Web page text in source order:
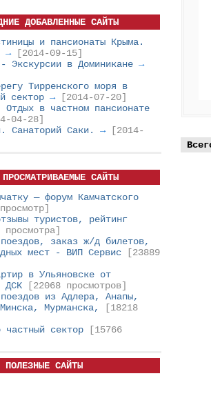
ДОБАВЛЕННЫЕ САЙТЫ
и пансионаты Крыма.
→
[2014-09-15]
Экскурсии в Доминикане →
Тирренского моря в
сектор →
[2014-07-20]
Отдых в частном пансионате
04-28]
Санаторий Саки. →
[2014-
САЙТЫ
— форум Камчатского
туристов, рейтинг
просмотра]
поездов, заказ ж/д билетов,
мест - ВИП Сервис
[23889
в Ульяновске от
ДСК
[22068 просмотров]
из Адлера, Анапы,
Мурманска,
[18218
сектор
[15766
ПОЛЕЗНЫЕ САЙТЫ